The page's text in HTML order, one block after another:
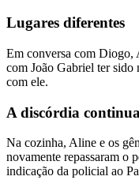
Lugares diferentes
Em conversa com Diogo,
com João Gabriel ter sido
com ele.
A discórdia continua
Na cozinha, Aline e os
novamente repassaram o
indicação da policial ao